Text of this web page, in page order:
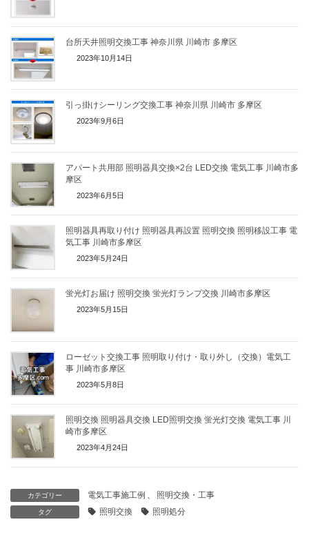
台所天井照明交換工事 神奈川県 川崎市 多摩区
2023年10月14日
引っ掛けシーリング交換工事 神奈川県 川崎市 多摩区
2023年9月6日
アパート共用部 照明器具交換×2台 LED交換 電気工事 川崎市多
摩区
2023年6月5日
照明器具再取り付け 照明器具再設置 照明交換 照明移設工事 電
気工事 川崎市多摩区
2023年5月24日
蛍光灯お届け 照明交換 蛍光灯ランプ交換 川崎市多摩区
2023年5月15日
ローゼット交換工事 照明取り付け・取り外し（交換）電気工
事 川崎市多摩区
2023年5月8日
照明交換 照明器具交換 LED照明交換 蛍光灯交換 電気工事 川
崎市多摩区
2023年4月24日
カテゴリー 電気工事施工例 、 照明交換・工事
タグ 照明交換 照明処分